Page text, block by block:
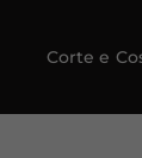
Corte e